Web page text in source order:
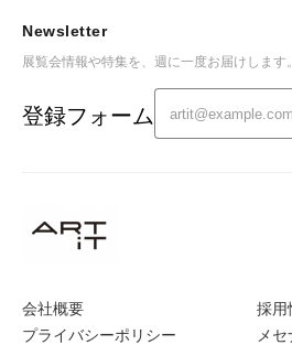
会社概要
プライバシーポリシー
採用
メ
Newsletter
展覧会情報や特集を、週に一度お届けします。
登録フォーム